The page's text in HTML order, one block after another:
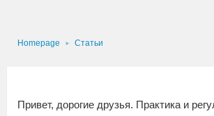
Homepage Статьи
Привет, дорогие друзья. Практика и